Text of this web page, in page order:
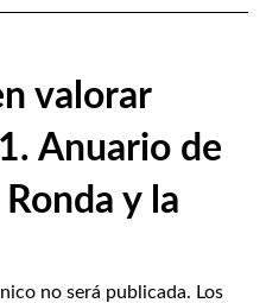
valorar
Anuario de
y la
no será publicada. Los